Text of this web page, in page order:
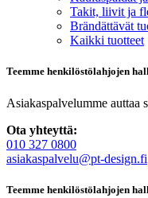
Takit, liivit ja
Brändättävät
Kaikki tuotteet
Teemme henkilöstölahjojen
Asiakaspalvelumme auttaa
Ota yhteyttä:
010 327 0800
asiakaspalvelu@pt-design.fi
Teemme henkilöstölahjojen